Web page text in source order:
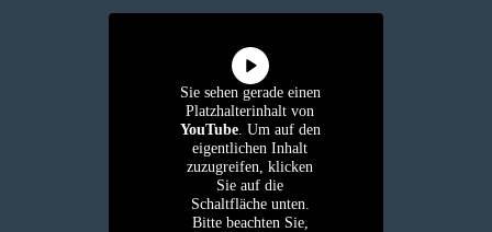
Sie sehen gerade einen
Platzhalterinhalt von
YouTube. Um auf den
eigentlichen Inhalt
zuzugreifen, klicken
Sie auf die
Schaltfläche unten.
Bitte beachten Sie,